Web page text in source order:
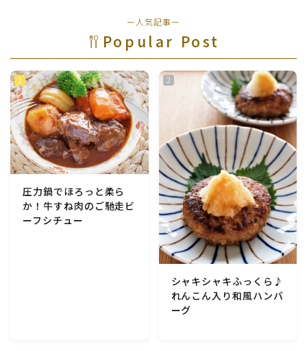
野菜料理(ブロッコリー・カリフラワー・パプリカ・菜
野菜料理(きゅうり・なす・トマト・ピーマン・かぼち
ゃ・ゴーヤ)
野菜料理(キャベツ・白菜・ほうれん草・レタス・小松
菜・にら)
野菜料理(ズッキーニ・コーン・いんげん・そら豆・え
んどう・オクラ)
野菜料理(玉ねぎ・ねぎ・アボカド・青梗菜・セロリ・
根菜料理（にんじん・ごぼう・かぶ・大根・れんこん・
ー人気記事ー
Popular Post
圧力鍋でほろっと柔ら
か！牛すね肉のご馳走ビ
ーフシチュー
シャキシャキふっくら♪
れんこん入り和風ハンバ
ーグ